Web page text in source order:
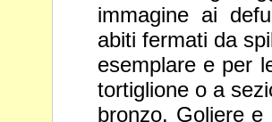
immagine ai
abiti fermati da
esemplare e per
tortiglione o a
bronzo. Goliere e